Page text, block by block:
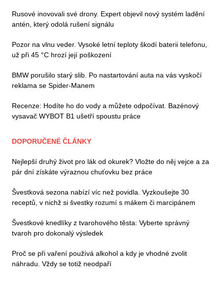
Rusové inovovali své drony. Expert objevil nový systém ladění
antén, který odolá rušení signálu
Pozor na vlnu veder. Vysoké letní teploty škodí baterii telefonu,
už při 45 °C hrozí její poškození
BMW porušilo starý slib. Po nastartování auta na vás vyskočí
reklama se Spider-Manem
Recenze: Hodíte ho do vody a můžete odpočívat. Bazénový
vysavač WYBOT B1 ušetří spoustu práce
DOPORUČENÉ ČLÁNKY
Nejlepší druhý život pro lák od okurek? Vložte do něj vejce a za
pár dní získáte výraznou chuťovku bez práce
Švestková sezona nabízí víc než povidla. Vyzkoušejte 30
receptů, v nichž si švestky rozumí s mákem či marcipánem
Švestkové knedlíky z tvarohového těsta: Vyberte správný
tvaroh pro dokonalý výsledek
Proč se při vaření používá alkohol a kdy je vhodné zvolit
náhradu. Vždy se totiž neodpaří